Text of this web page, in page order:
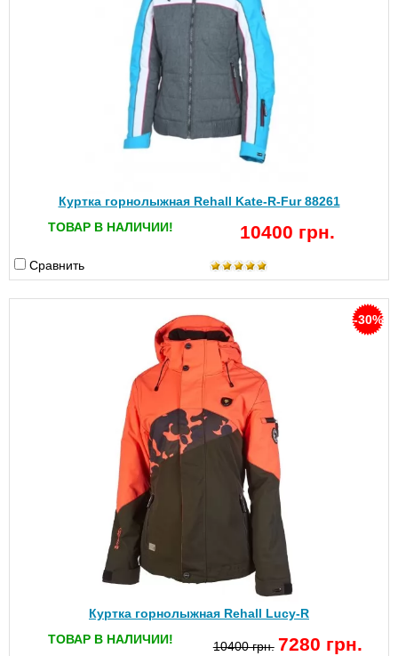
Куртка горнолыжная Rehall Kate-R-Fur 88261
ТОВАР В НАЛИЧИИ!
10400 грн.
Сравнить
-30%
Куртка горнолыжная Rehall Lucy-R
ТОВАР В НАЛИЧИИ!
10400 грн. 7280 грн.